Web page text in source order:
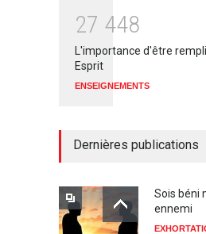
27 448
L'importance d'être
Esprit
ENSEIGNEMENTS
Dernières publications
Sois béni
ennemi